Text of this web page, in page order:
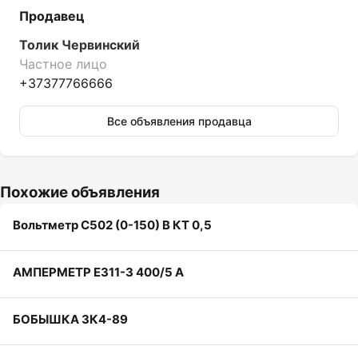
Продавец
Толик Червинский
Частное лицо
+37377766666
Все объявления продавца
Похожие объявления
Вольтметр С502 (0-150) В КТ 0,5
АМПЕРМЕТР Е311-3 400/5 А
БОБЫШКА ЗК4-89